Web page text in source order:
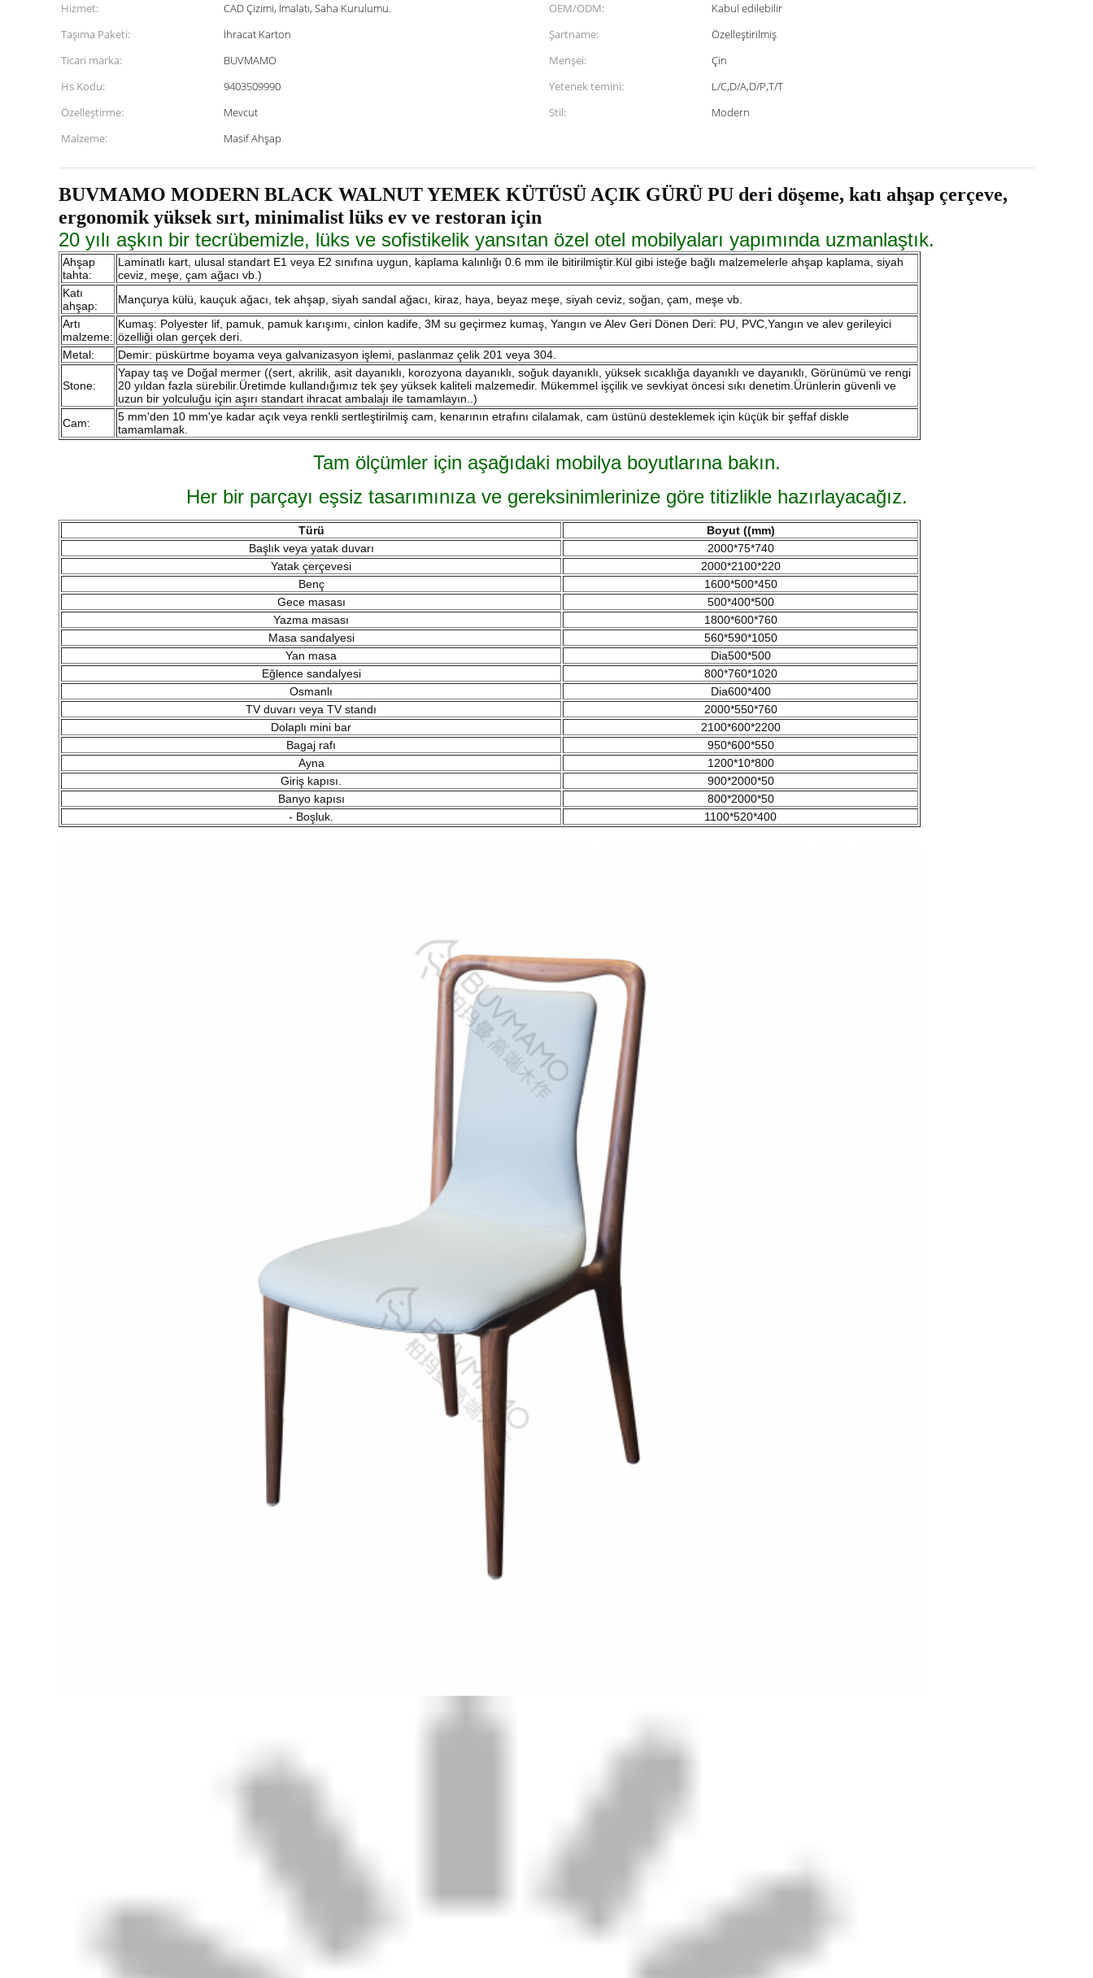
Hizmet:
CAD Çizimi, İmalatı, Saha Kurulumu. OEM/ODM:
Kabul edilebilir
Taşıma Paketi:
İhracat Karton Şartname:
Özelleştirilmiş
Ticari marka:
BUVMAMO Menşei:
Çin
Hs Kodu:
9403509990 Yetenek temini:
L/C,D/A,D/P,T/T
Özelleştirme:
Mevcut Stil:
Modern
Malzeme:
Masif Ahşap
BUVMAMO MODERN BLACK WALNUT YEMEK KÜTÜSÜ AÇIK GÜRÜ PU deri döşeme, katı ahşap çerçeve,
ergonomik yüksek sırt, minimalist lüks ev ve restoran için
20 yılı aşkın bir tecrübemizle, lüks ve sofistikelik yansıtan özel otel mobilyaları yapımında uzmanlaştık.
Ahşap
tahta:
Laminatlı kart, ulusal standart E1 veya E2 sınıfına uygun, kaplama kalınlığı 0.6 mm ile bitirilmiştir.Kül gibi isteğe bağlı malzemelerle ahşap kaplama, siyah
ceviz, meşe, çam ağacı vb.)
Katı
ahşap:
Mançurya külü, kauçuk ağacı, tek ahşap, siyah sandal ağacı, kiraz, haya, beyaz meşe, siyah ceviz, soğan, çam, meşe vb.
Artı
malzeme:
Kumaş: Polyester lif, pamuk, pamuk karışımı, cinlon kadife, 3M su geçirmez kumaş, Yangın ve Alev Geri Dönen Deri: PU, PVC,Yangın ve alev gerileyici
özelliği olan gerçek deri.
Metal:
Demir: püskürtme boyama veya galvanizasyon işlemi, paslanmaz çelik 201 veya 304.
Stone:
Yapay taş ve Doğal mermer ((sert, akrilik, asit dayanıklı, korozyona dayanıklı, soğuk dayanıklı, yüksek sıcaklığa dayanıklı ve dayanıklı, Görünümü ve rengi
20 yıldan fazla sürebilir.Üretimde kullandığımız tek şey yüksek kaliteli malzemedir. Mükemmel işçilik ve sevkiyat öncesi sıkı denetim.Ürünlerin güvenli ve
uzun bir yolculuğu için aşırı standart ihracat ambalajı ile tamamlayın..)
Cam:
5 mm'den 10 mm'ye kadar açık veya renkli sertleştirilmiş cam, kenarının etrafını cilalamak, cam üstünü desteklemek için küçük bir şeffaf diskle
tamamlamak.
Tam ölçümler için aşağıdaki mobilya boyutlarına bakın.
Her bir parçayı eşsiz tasarımınıza ve gereksinimlerinize göre titizlikle hazırlayacağız.
Türü
Boyut ((mm)
Başlık veya yatak duvarı
2000*75*740
Yatak çerçevesi
2000*2100*220
Benç
1600*500*450
Gece masası
500*400*500
Yazma masası
1800*600*760
Masa sandalyesi
560*590*1050
Yan masa
Dia500*500
Eğlence sandalyesi
800*760*1020
Osmanlı
Dia600*400
TV duvarı veya TV standı
2000*550*760
Dolaplı mini bar
2100*600*2200
Bagaj rafı
950*600*550
Ayna
1200*10*800
Giriş kapısı.
900*2000*50
Banyo kapısı
800*2000*50
- Boşluk.
1100*520*400